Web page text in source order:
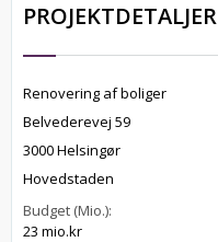
PROJEKTDETALJER
Renovering af boliger
Belvederevej 59
3000 Helsingør
Hovedstaden
Budget (Mio.):
23 mio.kr